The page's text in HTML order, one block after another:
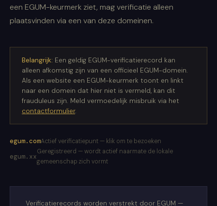
een EGUM-keurmerk ziet, mag verificatie alleen
plaatsvinden via een van deze domeinen.
Belangrijk: Een geldig EGUM-verificatierecord kan
alleen afkomstig zijn van een officieel EGUM-domein.
Als een website een EGUM-keurmerk toont en linkt
naar een domein dat hier niet is vermeld, kan dit
frauduleus zijn. Meld vermoedelijk misbruik via het
contactformulier.
egum.comActief verificatiepunt — klik om te bezoeken
egum.xx
Geregistreerd — wordt actief naarmate de lokale
gemeenschap zich vormt
Verificatierecords worden verstrekt door EGUM —